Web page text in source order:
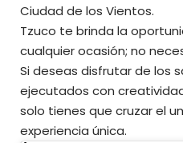
Ciudad de los Vientos.
Tzuco te brinda la
cualquier ocasión; no
Si deseas disfrutar de los
ejecutados con
solo tienes que cruzar el
experiencia única.